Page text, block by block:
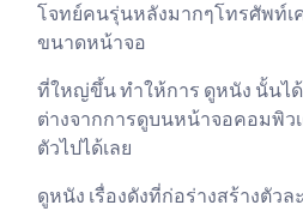
โจทย์คนรุ่นหลังมากๆโทรศัพท์
ขนาดหน้าจอ
ที่ใหญ่ขึ้น ทำให้การ ดูหนัง นั้นไ
ต่างจากการดูบนหน้าจอคอมพิว
ตัวไปได้เลย
ดูหนัง เรื่องดังที่ก่อร่างสร้างตัว